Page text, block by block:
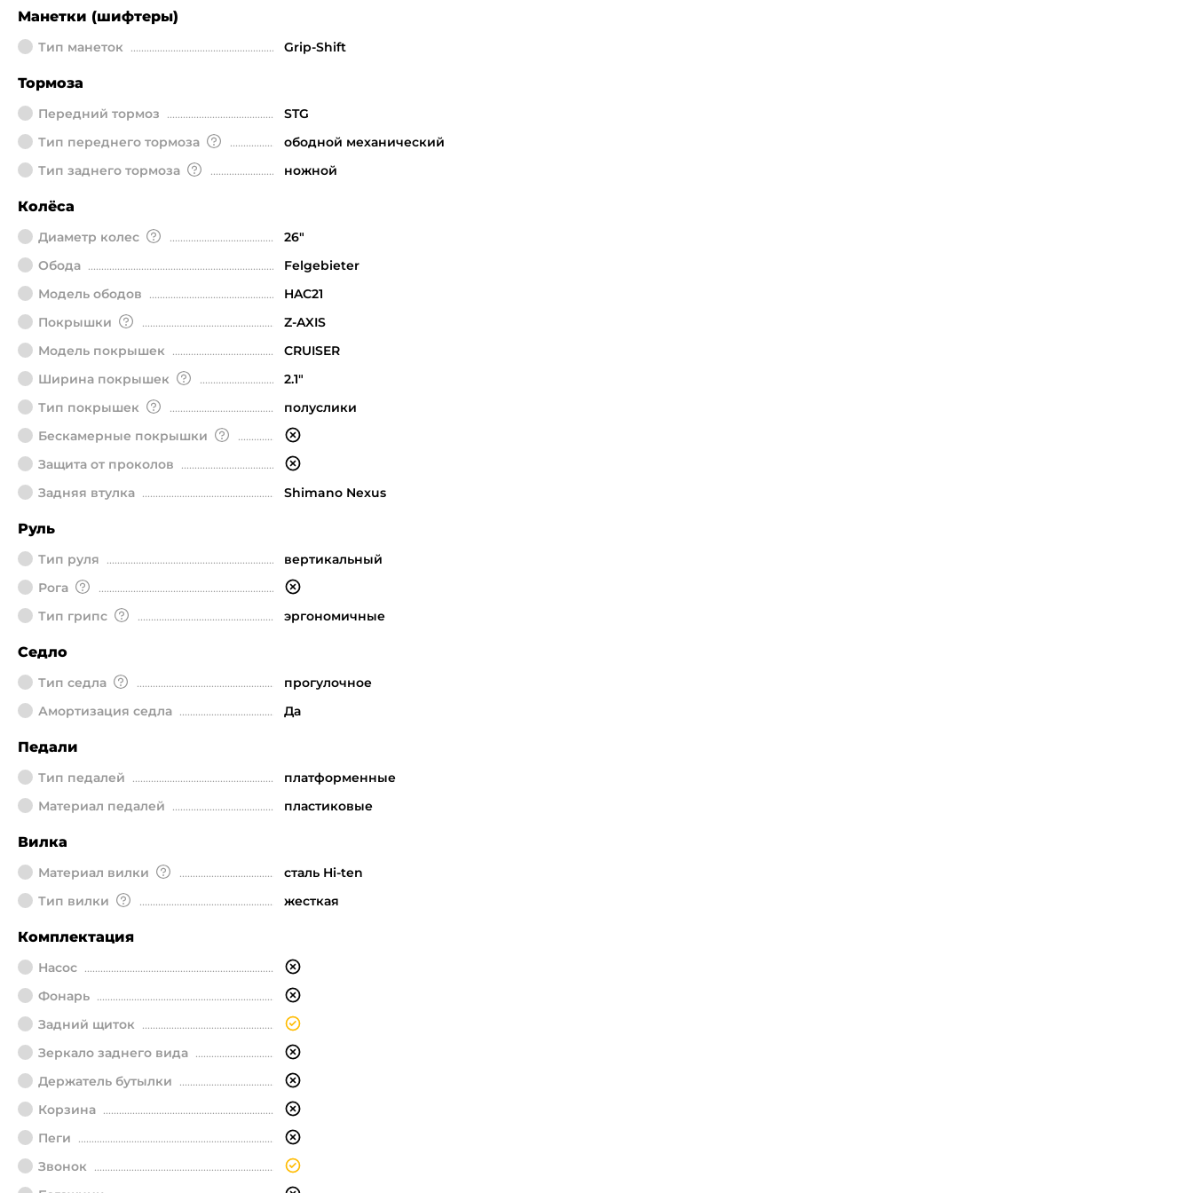
Манетки (шифтеры)
Тип манеток Grip-Shift
Тормоза
Передний тормоз
STG
Тип переднего тормоза
ободной механический
Тип заднего тормоза
ножной
Колёса
Диаметр колeс
26"
Обода
Felgebieter
Модель ободов
HAC21
Покрышки
Z-AXIS
Модель покрышек
CRUISER
Ширина покрышек
2.1"
Тип покрышек
полуслики
Бескамерные покрышки
Защита от проколов
Задняя втулка
Shimano Nexus
Руль
Тип руля
вертикальный
Рога
Тип грипс
эргономичные
Седло
Тип седла
прогулочное
Амортизация седла
Да
Педали
Тип педалей
платформенные
Материал педалей
пластиковые
Вилка
Материал вилки
сталь Hi-ten
Тип вилки
жесткая
Комплектация
Насос
Фонарь
Задний щиток
Зеркало заднего вида
Держатель бутылки
Корзина
Пеги
Звонок